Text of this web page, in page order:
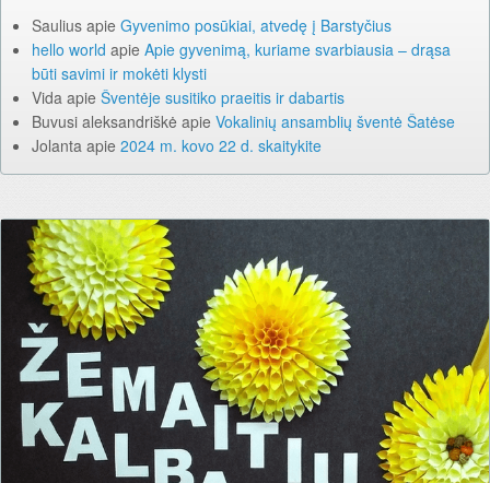
Saulius apie Gyvenimo posūkiai, atvedę į Barstyčius
hello world apie Apie gyvenimą, kuriame svarbiausia – drąsa
būti savimi ir mokėti klysti
Vida apie Šventėje susitiko praeitis ir dabartis
Buvusi aleksandriškė apie Vokalinių ansamblių šventė Šatėse
Jolanta apie 2024 m. kovo 22 d. skaitykite